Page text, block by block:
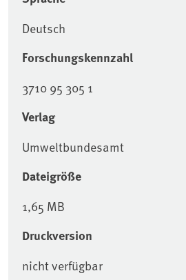
Deutsch
Forschungskennzahl
3710 95 305 1
Verlag
Umweltbundesamt
Dateigröße
1,65 MB
Druckversion
nicht verfügbar